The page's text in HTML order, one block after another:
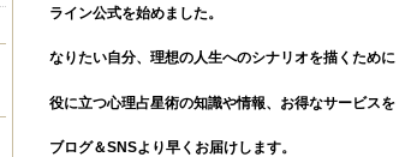
ライン公式を始めました。
なりたい自分、理想の人生へのシナリオを描くために
役に立つ心理占星術の知識や情報、お得なサービスを
ブログ＆SNSより早くお届けします。